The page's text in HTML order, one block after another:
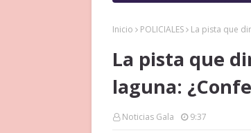
Inicio POLICIALES La pista que
La pista que
laguna:
Noticias Gala 9:37